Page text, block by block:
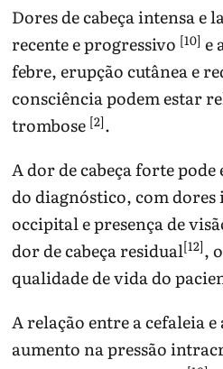
Dores de cabeça intensa e
recente e progressivo [10] e
febre, erupção cutânea e
consciência podem estar
trombose [2].
A dor de cabeça forte pode
do diagnóstico, com dores
occipital e presença de
dor de cabeça residual[12],
qualidade de vida do
A relação entre a cefaleia
aumento na pressão